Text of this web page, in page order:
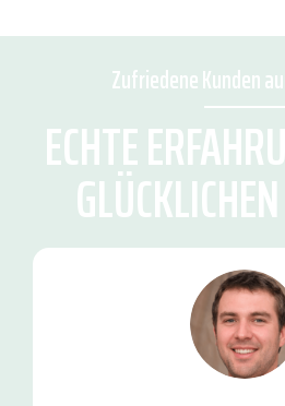
Zufriedene Kunden
ECHTE